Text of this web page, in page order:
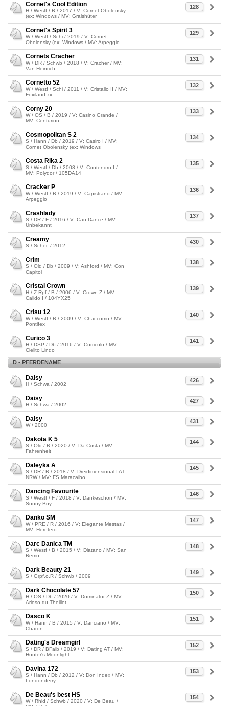
128
Cornet's Cool Edition
H / Westf / B / 2017 / V: Cornet Obolensky
(ex: Windows / MV: Gralshüter
129
Cornet's Spirit 3
W / Westf / Schi / 2019 / V: Cornet
Obolensky (ex: Windows / MV: Arpeggio
131
Cornets Cracher
W / DR / Schwb / 2018 / V: Cracher / MV:
Van Heinrich
132
Cornetto 52
W / Westf / Schi / 2011 / V: Cristallo II / MV:
Foxiland xx
133
Corny 20
W / OS / B / 2019 / V: Casino Grande /
MV: Centurion
134
Cosmopolitan S 2
S / Hann / Db / 2019 / V: Casiro I / MV:
Cornet Obolensky (ex: Windows
135
Costa Rika 2
S / Westf / Db / 2008 / V: Contendro I /
MV: Polydor / 105DA14
136
Cracker P
W / Westf / B / 2019 / V: Capistrano / MV:
Arpeggio
137
Crashlady
S / DR / F / 2016 / V: Can Dance / MV:
Unbekannt
430
Creamy
S / Schec / 2012
138
Crim
S / Old / Db / 2009 / V: Ashford / MV: Con
Capitol
139
Cristal Crown
H / Z.Rpf / B / 2006 / V: Crown Z / MV:
Calido I / 104YX25
140
Crisu 12
W / Westf / B / 2009 / V: Chaccomo / MV:
Pontifex
141
Curico 3
H / DSP / Db / 2016 / V: Curriculo / MV:
Cielito Lindo
D - PFERDENAME
426
Daisy
H / Schwa / 2002
427
Daisy
H / Schwa / 2002
431
Daisy
W / 2000
144
Dakota K 5
S / Old / B / 2020 / V: Da Costa / MV:
Fahrenheit
145
Daleyka A
S / DR / B / 2018 / V: Dreidimensional I AT
NRW / MV: FS Maracaibo
146
Dancing Favourite
S / Westf / F / 2018 / V: Dankeschön / MV:
Sunny-Boy
147
Danko SM
W / PRE / R / 2016 / V: Elegante Mestas /
MV: Heretero
148
Darc Danica TM
S / Westf / B / 2015 / V: Diatano / MV: San
Remo
149
Dark Beauty 21
S / Grpf.o.R / Schwb / 2009
150
Dark Chocolate 57
H / OS / Db / 2020 / V: Dominator Z / MV:
Arioso du Theillet
151
Dasco K
W / Hann / B / 2015 / V: Danciano / MV:
Charon
152
Dating's Dreamgirl
S / DR / BFalb / 2019 / V: Dating AT / MV:
Hunter's Moonlight
153
Davina 172
S / Hann / Db / 2012 / V: Don Index / MV:
Londonderry
154
De Beau's best HS
W / Rhld / Schwb / 2020 / V: De Beau /